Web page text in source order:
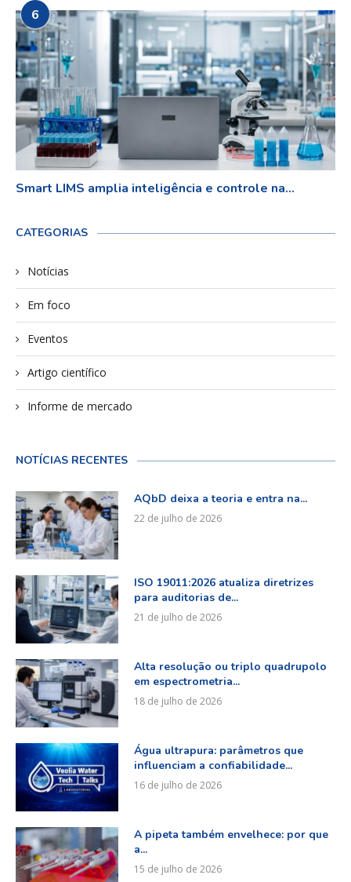
6
Smart LIMS amplia inteligência e controle na...
CATEGORIAS
Notícias
Em foco
Eventos
Artigo científico
Informe de mercado
NOTÍCIAS RECENTES
AQbD deixa a teoria e entra na...
22 de julho de 2026
ISO 19011:2026 atualiza diretrizes
para auditorias de...
21 de julho de 2026
Alta resolução ou triplo quadrupolo
em espectrometria...
18 de julho de 2026
Água ultrapura: parâmetros que
influenciam a confiabilidade...
16 de julho de 2026
A pipeta também envelhece: por que
a...
15 de julho de 2026